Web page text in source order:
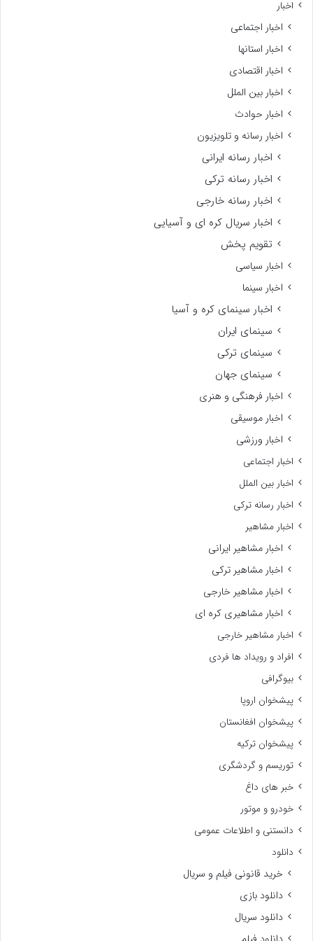
اخبار
اخبار اجتماعی
اخبار استانها
اخبار اقتصادی
اخبار بین الملل
اخبار حوادث
اخبار رسانه و تلویزیون
اخبار رسانه ایرانی
اخبار رسانه ترکی
اخبار رسانه خارجی
اخبار سریال کره ای و آسیایی
تقویم پخش
اخبار سیاسی
اخبار سینما
اخبار سینمای کره و آسیا
سینمای ایران
سینمای ترکی
سینمای جهان
اخبار فرهنگی و هنری
اخبار موسیقی
اخبار ورزشی
اخبار اجتماعی
اخبار بین الملل
اخبار رسانه ترکی
اخبار مشاهیر
اخبار مشاهیر ایرانی
اخبار مشاهیر ترکی
اخبار مشاهیر خارجی
اخبار مشاهیری کره ای
اخبار مشاهیر خارجی
افراد و رویداد ها فردی
بیوگرافی
پیشخوان اروپا
پیشخوان افغانستان
پیشخوان ترکیه
توریسم و گردشگری
خبر های داغ
خودرو و موتور
دانستنی و اطلاعات عمومی
دانلود
خرید قانونی فیلم و سریال
دانلود بازی
دانلود سریال